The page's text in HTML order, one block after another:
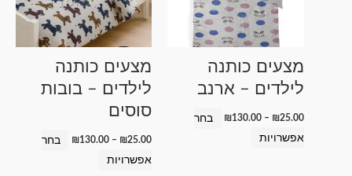
מצעים כותנה
לילדים – ארנב
₪25.00
–
₪ 130.00
בחר
אפשרויות
סוגים.
ניתן
את
האפשרויות
בעמוד
מצעים כותנה
לילדים – בובות
סוסים
₪25.00
–
₪ 130.00
בחר
אפשרויות
סוגים.
ניתן
את
האפשרויות